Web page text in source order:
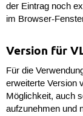
der Eintrag noch
im Browser-
Version für
Für die
erweiterte Version
Möglichkeit, auch
aufzunehmen und